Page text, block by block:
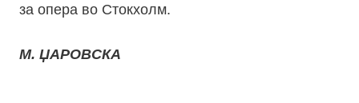
за опера во Стокхолм.
М. ЏАРОВСКА